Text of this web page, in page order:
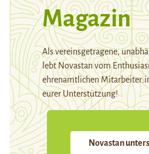
Magazin
Als vereinsgetragene,
lebt Novastan vom
ehrenamtlichen
eurer Unterstützung!
Novastan